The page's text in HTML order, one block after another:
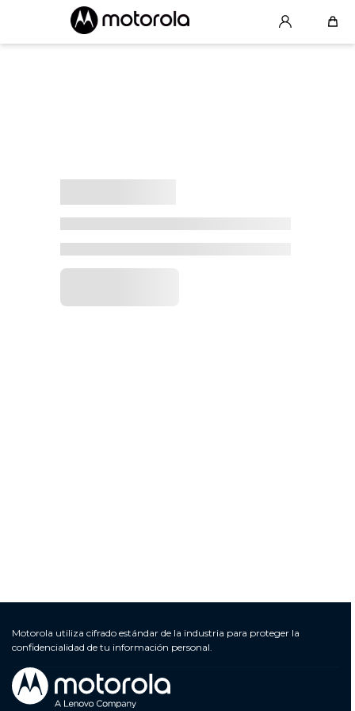
Motorola utiliza cifrado estándar de la industria para proteger la
confidencialidad de tu información personal.